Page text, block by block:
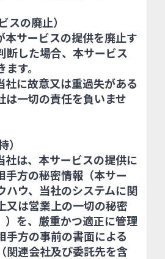
スの廃止）
本サービスの提供を廃止す
断した場合、本サービス
す。
社に故意又は重過失がある
は一切の責任を負いませ
社は、本サービスの提供に
手方の秘密情報（本サー
ハウ、当社のシステムに関
又は営業上の一切の秘密
）を、厳重かつ適正に管理
手方の事前の書面による
関連会社及び委託先を含